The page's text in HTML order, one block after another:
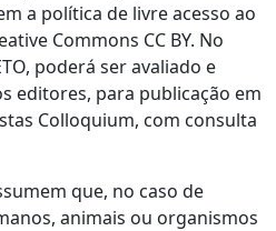
a política de livre acesso ao
Commons CC BY. No
poderá ser avaliado e
editores, para publicação em
Colloquium, com consulta
que, no caso de
animais ou organismos